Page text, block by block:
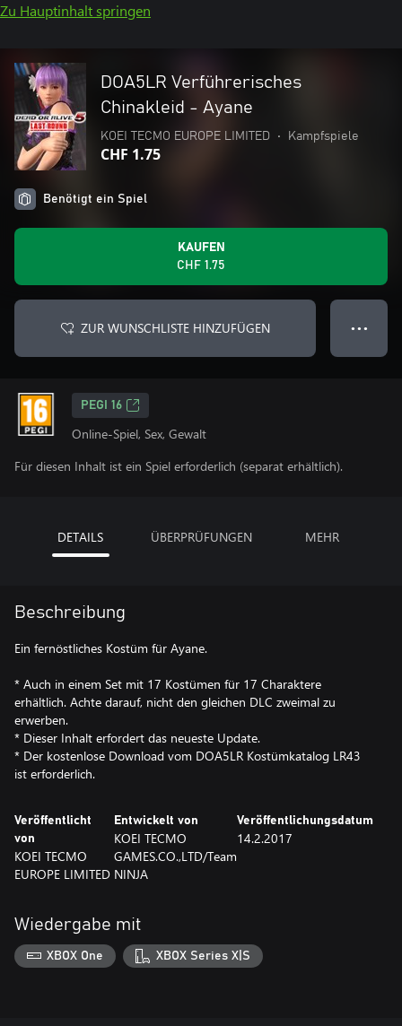
Zu Hauptinhalt springen
DOA5LR Verführerisches
Chinakleid - Ayane
KOEI TECMO EUROPE LIMITED • Kampfspiele
CHF 1.75
Benötigt ein Spiel
KAUFEN
CHF 1.75
ZUR WUNSCHLISTE HINZUFÜGEN ● ● ●
PEGI 16
Online-Spiel, Sex, Gewalt
Für diesen Inhalt ist ein Spiel erforderlich (separat erhältlich).
DETAILS ÜBERPRÜFUNGEN MEHR
Beschreibung
Ein fernöstliches Kostüm für Ayane.
* Auch in einem Set mit 17 Kostümen für 17 Charaktere
erhältlich. Achte darauf, nicht den gleichen DLC zweimal zu
erwerben.
* Dieser Inhalt erfordert das neueste Update.
* Der kostenlose Download vom DOA5LR Kostümkatalog LR43
ist erforderlich.
Veröffentlicht
von
KOEI TECMO
EUROPE LIMITED
Entwickelt von
KOEI TECMO
GAMES.CO.,LTD/Team
NINJA
Veröffentlichungsdatum
14.2.2017
Wiedergabe mit
XBOX One XBOX Series X|S